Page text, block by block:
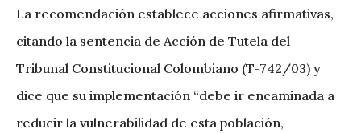
La recomendación establece acciones afirmativas,
citando la sentencia de Acción de Tutela del
Tribunal Constitucional Colombiano (T-742/03) y
dice que su implementación “debe ir encaminada a
reducir la vulnerabilidad de esta población,